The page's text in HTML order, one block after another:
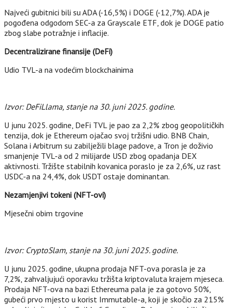
Najveći gubitnici bili su ADA (-16,5%) i DOGE (-12,7%). ADA je
pogođena odgodom SEC-a za Grayscale ETF, dok je DOGE patio
zbog slabe potražnje i inflacije.
Decentralizirane finansije (DeFi)
Udio TVL-a na vodećim blockchainima
Izvor: DeFiLlama, stanje na 30. juni 2025. godine.
U junu 2025. godine, DeFi TVL je pao za 2,2% zbog geopolitičkih
tenzija, dok je Ethereum ojačao svoj tržišni udio. BNB Chain,
Solana i Arbitrum su zabilježili blage padove, a Tron je doživio
smanjenje TVL-a od 2 milijarde USD zbog opadanja DEX
aktivnosti. Tržište stabilnih kovanica poraslo je za 2,6%, uz rast
USDC-a na 24,4%, dok USDT ostaje dominantan.
Nezamjenjivi tokeni (NFT-ovi)
Mjesečni obim trgovine
Izvor: CryptoSlam, stanje na 30. juni 2025. godine.
U junu 2025. godine, ukupna prodaja NFT-ova porasla je za
7,2%, zahvaljujući oporavku tržišta kriptovaluta krajem mjeseca.
Prodaja NFT-ova na bazi Ethereuma pala je za gotovo 50%,
gubeći prvo mjesto u korist Immutable-a, koji je skočio za 215%